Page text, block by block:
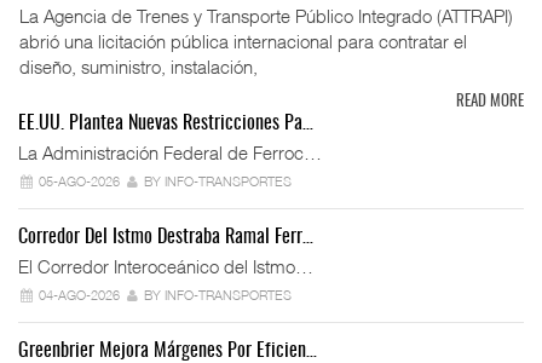
La Agencia de Trenes y Transporte Público Integrado (ATTRAPI)
abrió una licitación pública internacional para contratar el
diseño, suministro, instalación,
READ MORE
EE.UU. Plantea Nuevas Restricciones Pa…
La Administración Federal de Ferroc…
05-AGO-2026 BY INFO-TRANSPORTES
Corredor Del Istmo Destraba Ramal Ferr…
El Corredor Interoceánico del Istmo…
04-AGO-2026 BY INFO-TRANSPORTES
Greenbrier Mejora Márgenes Por Eficien…